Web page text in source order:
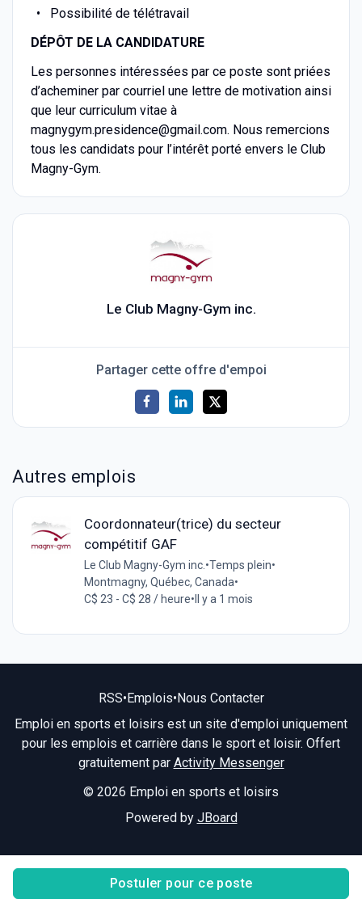
Possibilité de télétravail
DÉPÔT DE LA CANDIDATURE
Les personnes intéressées par ce poste sont priées
d’acheminer par courriel une lettre de motivation ainsi
que leur curriculum vitae à
magnygym.presidence@gmail.com. Nous remercions
tous les candidats pour l’intérêt porté envers le Club
Magny-Gym.
Le Club Magny-Gym inc.
Postuler pour ce poste
Partager cette offre d'empoi
Autres emplois
Coordonnateur(trice) du secteur
compétitif GAF
Le Club Magny-Gym inc. •Temps plein•
Montmagny, Québec, Canada•
C$ 23 - C$ 28 / heure• Il y a 1 mois
RSS•Emplois•Nous Contacter
Emploi en sports et loisirs est un site d'emploi uniquement
pour les emplois et carrière dans le sport et loisir. Offert
gratuitement par Activity Messenger
© 2026 Emploi en sports et loisirs
Powered by JBoard